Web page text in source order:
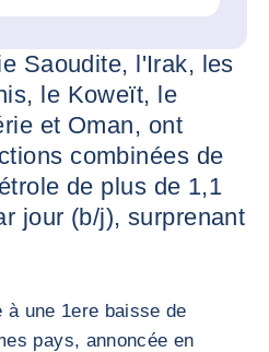
Saoudite, l'Irak, les
le Koweït, le
et Oman, ont
combinées de
de plus de 1,1
jour (b/j), surprenant
une 1ere baisse de
pays, annoncée en